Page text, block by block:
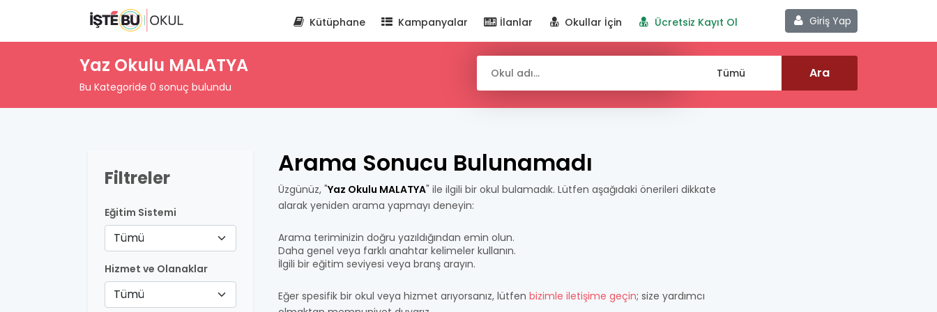
Giriş Yap
Kütüphane Kampanyalar İlanlar Okullar İçin Ücretsiz Kayıt Ol
Yaz Okulu MALATYA
Bu Kategoride 0 sonuç bulundu
Filtreler
Eğitim Sistemi
Tümü
Hizmet ve Olanaklar
Tümü
Arama Sonucu Bulunamadı
Üzgünüz, "Yaz Okulu MALATYA" ile ilgili bir okul bulamadık. Lütfen aşağıdaki önerileri dikkate
alarak yeniden arama yapmayı deneyin:
Arama teriminizin doğru yazıldığından emin olun.
Daha genel veya farklı anahtar kelimeler kullanın.
İlgili bir eğitim seviyesi veya branş arayın.
Eğer spesifik bir okul veya hizmet arıyorsanız, lütfen bizimle iletişime geçin; size yardımcı